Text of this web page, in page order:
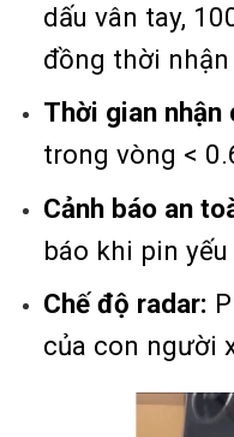
dấu vân tay,
đồng thời
Thời gian nhận
trong vòng <
Cảnh báo an
báo khi pin
Chế độ radar:
của con người